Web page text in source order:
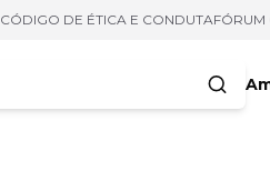
CÓDIGO DE ÉTICA E CONDUTAFÓRUM